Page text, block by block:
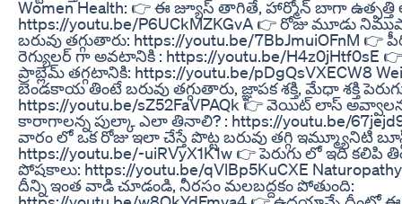
Women Health: 👉 ఈ జ్యూస్ తాగితే, హార్మోన్ బాగా
https://youtu.be/P6UCkMZKGvA 👉 రోజు మూడు
బరువు తగ్గుతారు: https://youtu.be/7BbJmuiOFnM 👉
రెగ్యులర్ గా అవటానికి : https://youtu.be/H4z0jHtf0sE 👉
ప్రాబ్లెమ్ తగ్గటానికి: https://youtu.be/pDgQsVXECW8
బెండకాయ తింటే బరువు తగ్గుతారు, జ్ఞాపక శక్తి, మేధా శక్తి
https://youtu.be/sZ52FaVPAQk 👉 వెయిట్ లాస్
కారాగాలన్న పుల్కా ఎలా తినాలి? : https://youtu.be/
వారం లో ఒక రోజు ఇలా చేస్తే పొట్ట బరువు తగ్గి ఇమ్మ్యూనిటి
https://youtu.be/-uiRVyX1K1w 👉 పెరుగు లో ఇది కలిపి
పోషకాలు: https://youtu.be/qVlBp5KuCXE
దీన్ని ఇంత వాడి చూడండి, నీరసం మలబద్దకం పోతుంది: